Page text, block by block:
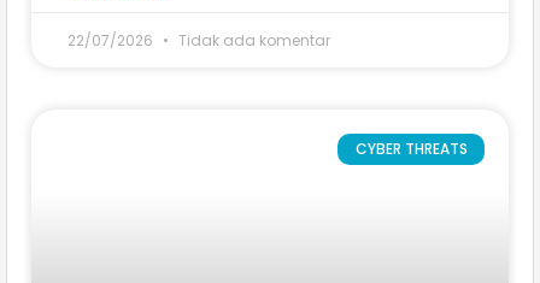
22/07/2026 Tidak ada komentar
CYBER THREATS